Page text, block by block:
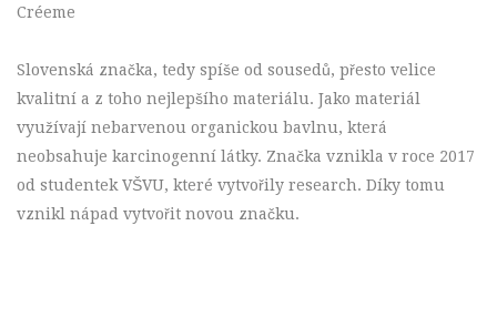
Créeme
Slovenská značka, tedy spíše od sousedů, přesto velice
kvalitní a z toho nejlepšího materiálu. Jako materiál
využívají nebarvenou organickou bavlnu, která
neobsahuje karcinogenní látky. Značka vznikla v roce 2017
od studentek VŠVU, které vytvořily research. Díky tomu
vznikl nápad vytvořit novou značku.